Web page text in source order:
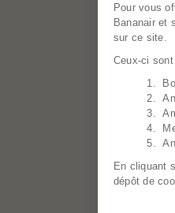
Pour vous
Bananair et
sur ce site.
Ceux-ci
1. Bon
2.
3.
4.
5.
En cliquant
dépôt de